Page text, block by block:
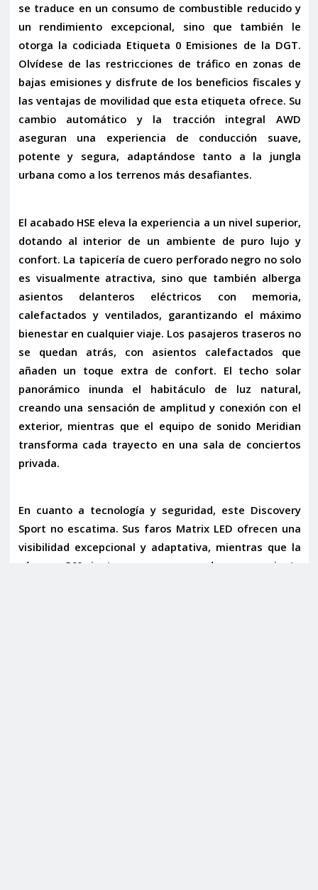
se traduce en un consumo de combustible reducido y
un rendimiento excepcional, sino que también le
otorga la codiciada Etiqueta 0 Emisiones de la DGT.
Olvídese de las restricciones de tráfico en zonas de
bajas emisiones y disfrute de los beneficios fiscales y
las ventajas de movilidad que esta etiqueta ofrece. Su
cambio automático y la tracción integral AWD
aseguran una experiencia de conducción suave,
potente y segura, adaptándose tanto a la jungla
urbana como a los terrenos más desafiantes.
El acabado HSE eleva la experiencia a un nivel superior,
dotando al interior de un ambiente de puro lujo y
confort. La tapicería de cuero perforado negro no solo
es visualmente atractiva, sino que también alberga
asientos delanteros eléctricos con memoria,
calefactados y ventilados, garantizando el máximo
bienestar en cualquier viaje. Los pasajeros traseros no
se quedan atrás, con asientos calefactados que
añaden un toque extra de confort. El techo solar
panorámicoinunda el habitáculo de luz natural,
creando una sensación de amplitud y conexión con el
exterior, mientras que el equipo de sonido Meridian
transforma cada trayecto en una sala de conciertos
privada.
En cuanto a tecnología y seguridad, este Discovery
Sport no escatima. Sus faros Matrix LED ofrecen una
visibilidad excepcional y adaptativa, mientras que la
cámara 360 junto con sensores de aparcamiento